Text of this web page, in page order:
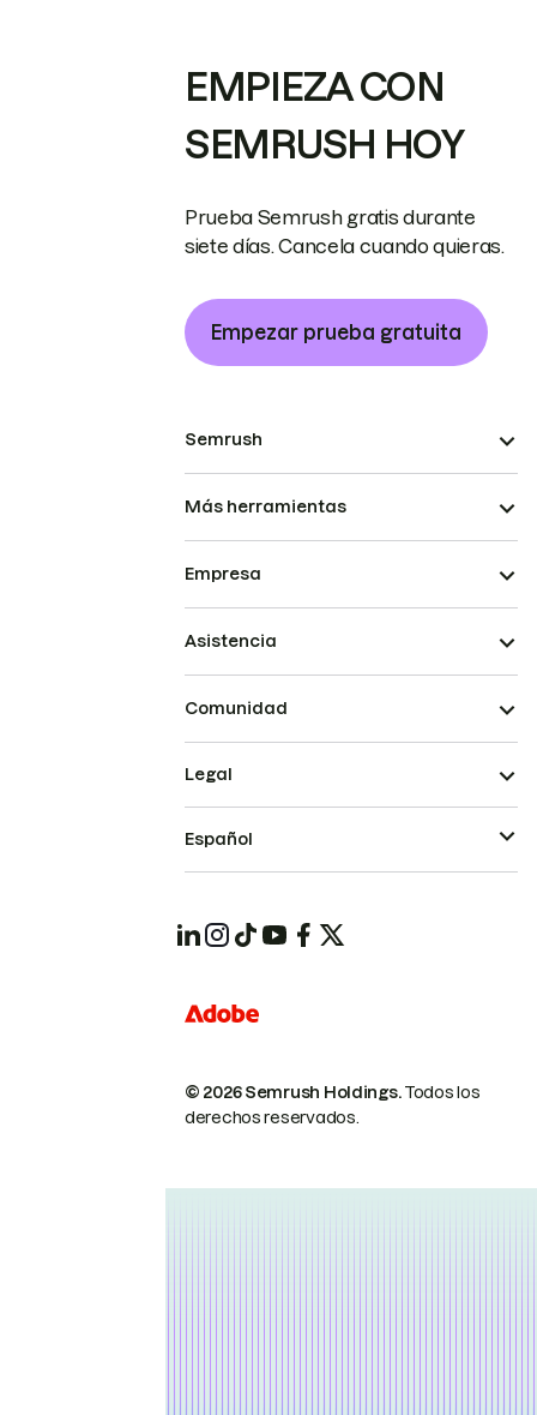
EMPIEZA CON
SEMRUSH HOY
Prueba Semrush gratis durante
siete días. Cancela cuando quieras.
Empezar prueba gratuita
Semrush
Más herramientas
Empresa
Asistencia
Comunidad
© 2026 Semrush Holdings.Todos los
derechos reservados.
Legal
Español